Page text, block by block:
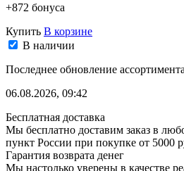
+872 бонуса
Купить В корзине
В наличии
Последнее обновление
06.08.2026, 09:42
Бесплатная доставка
Мы бесплатно доставим заказ в
пункт России при покупке от 5000
Гарантия возврата денег
Мы настолько уверены в качестве